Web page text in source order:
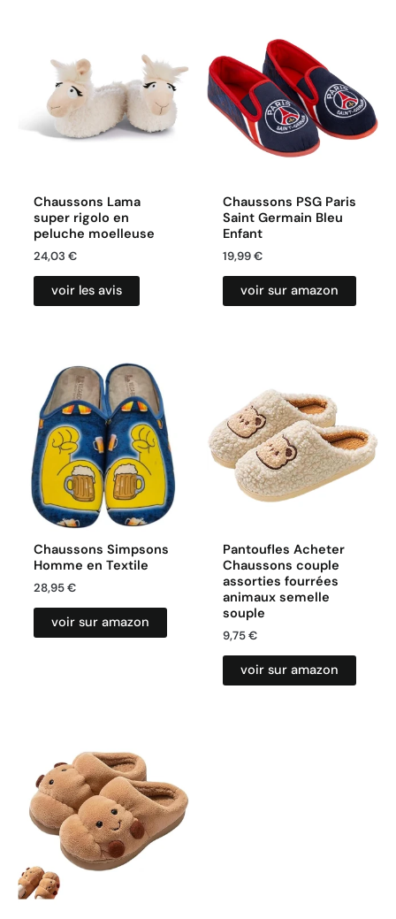
Chaussons Lama
super rigolo en
peluche moelleuse
24,03 €
voir les avis
Chaussons PSG Paris
Saint Germain Bleu
Enfant
19,99€
voir sur amazon
Chaussons Simpsons
Homme en Textile
28,95€
voir sur amazon
Pantoufles Acheter
Chaussons couple
assorties fourrées
animaux semelle
souple
9,75€
voir sur amazon